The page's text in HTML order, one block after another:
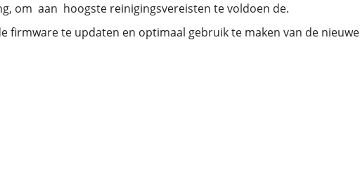
om aan hoogste reinigingsvereisten te voldoen de.
firmware te updaten en optimaal gebruik te maken van de nieuwe